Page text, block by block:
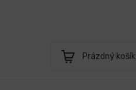
Nákupní
Prázdný košík